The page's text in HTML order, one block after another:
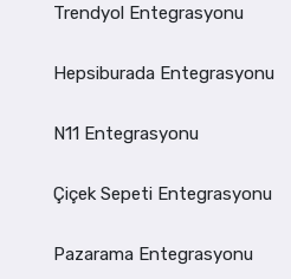
Trendyol Entegrasyonu
Hepsiburada Entegrasyonu
N11 Entegrasyonu
Çiçek Sepeti Entegrasyonu
Pazarama Entegrasyonu